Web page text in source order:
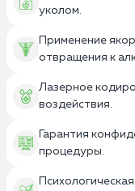
уколом.
Применение
отвращения к
Лазерное
воздействия.
Гарантия
процедуры.